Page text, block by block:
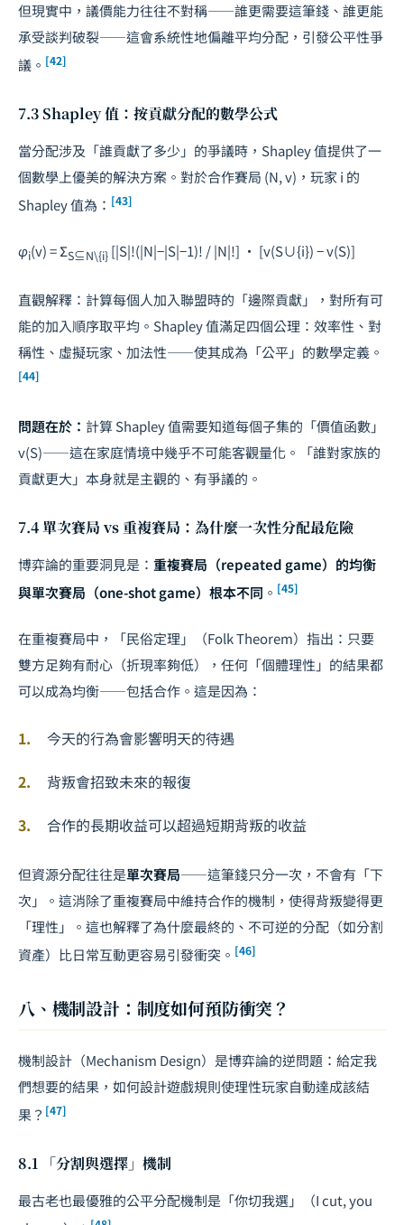
但現實中，議價能力往往不對稱——誰更需要這筆錢、誰更能
承受談判破裂——這會系統性地偏離平均分配，引發公平性爭
議。 [42]
7.3 Shapley 值：按貢獻分配的數學公式
當分配涉及「誰貢獻了多少」的爭議時，Shapley 值提供了一
個數學上優美的解決方案。對於合作賽局 (N,v)，玩家i 的
Shapley 值為： [43]
φi(v) = ΣS⊆N\{i} [|S|!(|N|−|S|−1)! / |N|!] · [v(S∪{i}) −v(S)]
直觀解釋：計算每個人加入聯盟時的「邊際貢獻」，對所有可
能的加入順序取平均。Shapley 值滿足四個公理：效率性、對
稱性、虛擬玩家、加法性——使其成為「公平」的數學定義。
[44]
問題在於： 計算 Shapley 值需要知道每個子集的「價值函數」
v(S)——這在家庭情境中幾乎不可能客觀量化。「誰對家族的
貢獻更大」本身就是主觀的、有爭議的。
7.4 單次賽局 vs 重複賽局：為什麼一次性分配最危險
博弈論的重要洞見是： 重複賽局（repeated game）的均衡
與單次賽局（one-shot game）根本不同 。 [45]
在重複賽局中，「民俗定理」（Folk Theorem）指出：只要
雙方足夠有耐心（折現率夠低），任何「個體理性」的結果都
可以成為均衡——包括合作。這是因為：
今天的行為會影響明天的待遇
背叛會招致未來的報復
合作的長期收益可以超過短期背叛的收益
但資源分配往往是單次賽局——這筆錢只分一次，不會有「下
次」。這消除了重複賽局中維持合作的機制，使得背叛變得更
「理性」。這也解釋了為什麼最終的、不可逆的分配（如分割
資產）比日常互動更容易引發衝突。 [46]
八、機制設計：制度如何預防衝突？
機制設計（Mechanism Design）是博弈論的逆問題：給定我
們想要的結果，如何設計遊戲規則使理性玩家自動達成該結
果？ [47]
8.1 「分割與選擇」機制
最古老也最優雅的公平分配機制是「你切我選」（I cut, you